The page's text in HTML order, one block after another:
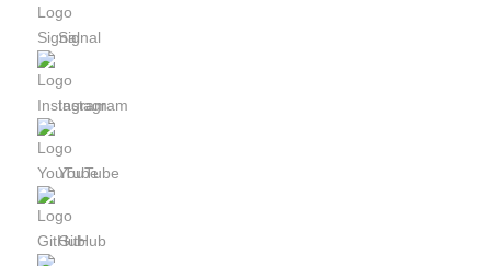
Signal
Instagram
YouTube
GitHub